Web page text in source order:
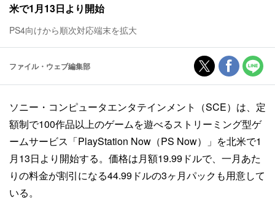
米で1月13日より開始
PS4向けから順次対応端末を拡大
ファイル・ウェブ編集部
ソニー・コンピュータエンタテインメント（SCE）は、定
額制で100作品以上のゲームを遊べるストリーミング型ゲ
ームサービス「PlayStation Now（PS Now）」を北米で1
月13日より開始する。価格は月額19.99ドルで、一月あた
りの料金が割引になる44.99ドルの3ヶ月パックも用意して
いる。